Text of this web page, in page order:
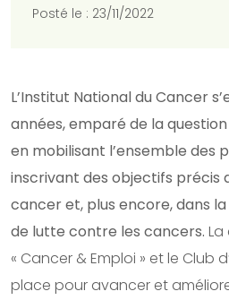
Posté le : 23/11/2022
L’Institut National du Cancer
années, emparé de la
en mobilisant l’ensemble des
inscrivant des objectifs précis
cancer et, plus encore, dans
de lutte contre les cancers.
« Cancer & Emploi » et le Club
place pour avancer et